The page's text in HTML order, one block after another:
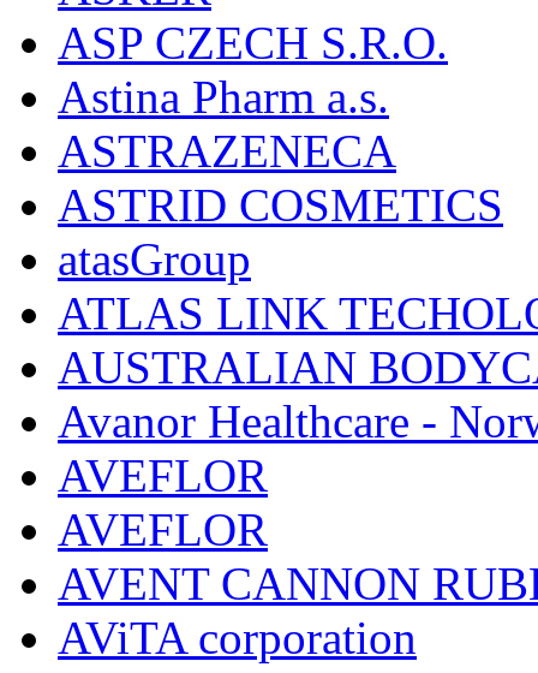
ASP CZECH S.R.O.
Astina Pharm a.s.
ASTRAZENECA
ASTRID COSMETICS
atasGroup
ATLAS LINK
AUSTRALIAN
Avanor Healthcare -
AVEFLOR
AVEFLOR
AVENT CANNON
AViTA corporation